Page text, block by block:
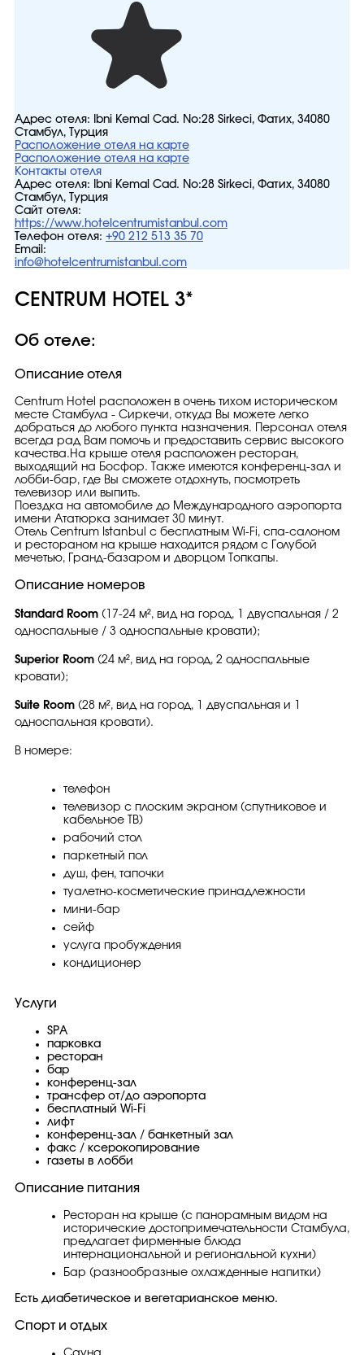
Адрес отеля:
Ibni Kemal Cad. No:28 Sirkeci, Фатих, 34080
Стамбул, Турция
Расположение отеля на карте
Расположение отеля на карте
Контакты отеля
Адрес отеля:
Ibni Kemal Cad. No:28 Sirkeci, Фатих, 34080
Стамбул, Турция
Сайт отеля:
https://www.hotelcentrumistanbul.com
Телефон отеля: +90 212 513 35 70
Email:
info@hotelcentrumistanbul.com
CENTRUM HOTEL 3*
Об отеле:
Описание отеля
Centrum Hotel расположен в очень тихом историческом
месте Стамбула - Сиркечи, откуда Вы можете легко
добраться до любого пункта назначения. Персонал отеля
всегда рад Вам помочь и предоставить сервис высокого
качества.На крыше отеля расположен ресторан,
выходящий на Босфор. Также имеются конференц-зал и
лобби-бар, где Вы сможете отдохнуть, посмотреть
телевизор или выпить.
Поездка на автомобиле до Международного аэропорта
имени Ататюрка занимает 30 минут.
Отель Centrum Istanbul с бесплатным Wi-Fi, спа-салоном
и рестораном на крыше находится рядом с Голубой
мечетью, Гранд-базаром и дворцом Топкапы.
Описание номеров
Standard Room (17-24 м², вид на город, 1 двуспальная / 2
односпальные / 3 односпальные кровати);
Superior Room (24 м², вид на город, 2 односпальные
кровати);
Suite Room (28 м², вид на город, 1 двуспальная и 1
односпальная кровати).
В номере:
телефон
телевизор с плоским экраном (спутниковое и
кабельное ТВ)
рабочий стол
паркетный пол
душ, фен, тапочки
туалетно-косметические принадлежности
мини-бар
сейф
услуга пробуждения
кондиционер
Услуги
SPA
парковка
ресторан
бар
конференц-зал
трансфер от/до аэропорта
бесплатный Wi-Fi
лифт
конференц-зал / банкетный зал
факс / ксерокопирование
газеты в лобби
Описание питания
Ресторан на крыше (с панорамным видом на
исторические достопримечательности Стамбула,
предлагает фирменные блюда
интернациональной и региональной кухни)
Бар (разнообразные охлажденные напитки)
Есть диабетическое и вегетарианское меню.
Спорт и отдых